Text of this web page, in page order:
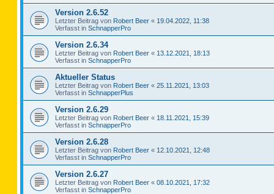
Version 2.6.52
Letzter Beitrag von Robert Beer « 19.04.2022, 11:38
Verfasst in SchnapperPro
Version 2.6.34
Letzter Beitrag von Robert Beer « 13.12.2021, 18:13
Verfasst in SchnapperPro
Aktueller Status
Letzter Beitrag von Robert Beer « 25.11.2021, 13:03
Verfasst in SchnapperPlus
Version 2.6.29
Letzter Beitrag von Robert Beer « 18.11.2021, 15:39
Verfasst in SchnapperPro
Version 2.6.28
Letzter Beitrag von Robert Beer « 12.10.2021, 12:48
Verfasst in SchnapperPro
Version 2.6.27
Letzter Beitrag von Robert Beer « 08.10.2021, 17:32
Verfasst in SchnapperPro